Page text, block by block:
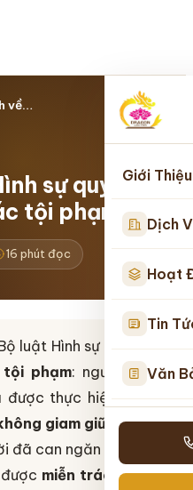
Giới Thiệu
Dịch
Hoạt
Tin
Văn
về…
sự quy định
tội phạm
16 phút đọc
luật Hình sự 2015 (sửa
phạm: người biết rõ
được thực hiện mà
giam giữ đến 03
đã can ngăn người
miễn trách nhiệm